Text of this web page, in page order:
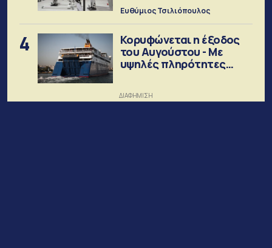
Ευθύμιος Τσιλιόπουλος
4
Κορυφώνεται η έξοδος
του Αυγούστου - Με
υψηλές πληρότητες